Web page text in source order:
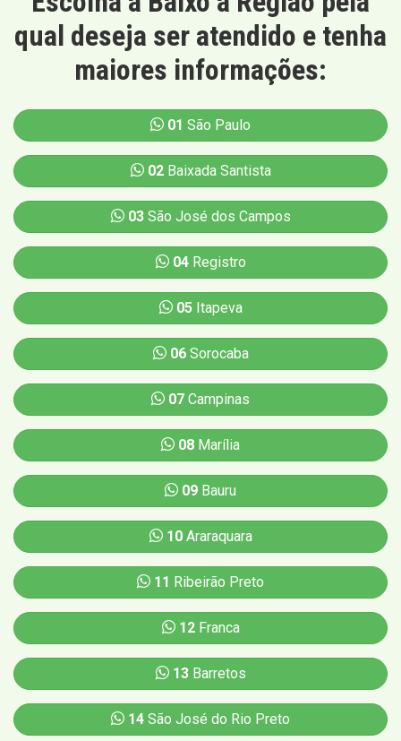
qual deseja ser atendido e tenha
maiores informações:
01 São Paulo
02Baixada Santista
03São José dos Campos
04Registro
05Itapeva
06Sorocaba
07 Campinas
08 Marília
09 Bauru
10Araraquara
11 Ribeirão Preto
12Franca
13Barretos
14 São José do Rio Preto